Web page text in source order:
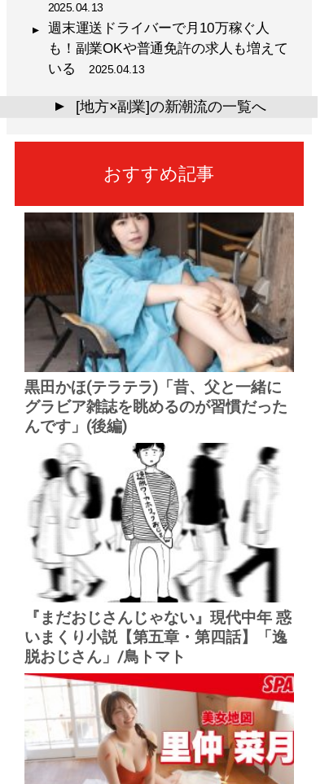
2025.04.13
週末運送ドライバーで月10万稼ぐ人
も！副業OKや普通免許の求人も増えて
いる 2025.04.13
▲ [地方×副業]の新潮流の一覧へ
おすすめ記事
黒田かほ(テラテラ)「昔、父と一緒に
グラビア雑誌を眺めるのが習慣だった
んです」(後編)
『まだおじさんじゃない』現代中年 惑
いまくり小説【第五章・第四話】「逸
脱おじさん」/鳥トマト